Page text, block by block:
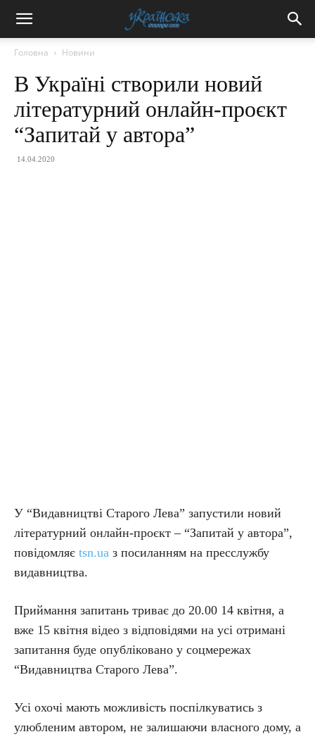
Головна Новини
В Україні створили новий
літературний онлайн-проєкт
“Запитай у автора”
14.04.2020
У “Видавництві Старого Лева” запустили новий
літературний онлайн-проєкт – “Запитай у автора”,
повідомляє tsn.ua з посиланням на пресслужбу
видавництва.
Приймання запитань триває до 20.00 14 квітня, а
вже 15 квітня відео з відповідями на усі отримані
запитання буде опубліковано у соцмережах
“Видавництва Старого Лева”.
Усі охочі мають можливість поспілкуватись з
улюбленим автором, не залишаючи власного дому, а